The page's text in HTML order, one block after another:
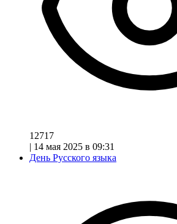
12717
| 14 мая 2025 в 09:31
День Русского языка